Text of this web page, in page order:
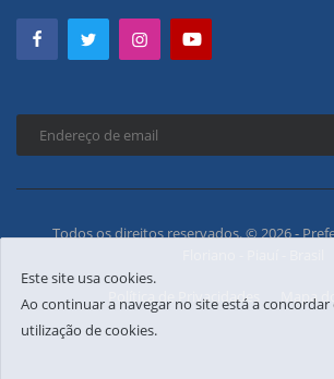
Todos os direitos reservados. © 2026 -
Política de Privacidades Mapa
Este site usa cookies.
Ao continuar a navegar no site está a concordar
utilização de cookies.